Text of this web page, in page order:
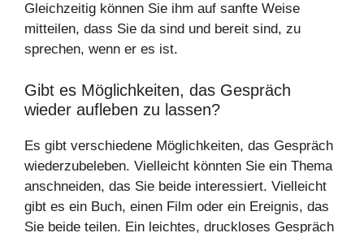
Gleichzeitig können Sie ihm auf sanfte Weise
mitteilen, dass Sie da sind und bereit sind, zu
sprechen, wenn er es ist.
Gibt es Möglichkeiten, das Gespräch
wieder aufleben zu lassen?
Es gibt verschiedene Möglichkeiten, das Gespräch
wiederzubeleben. Vielleicht könnten Sie ein Thema
anschneiden, das Sie beide interessiert. Vielleicht
gibt es ein Buch, einen Film oder ein Ereignis, das
Sie beide teilen. Ein leichtes, druckloses Gespräch